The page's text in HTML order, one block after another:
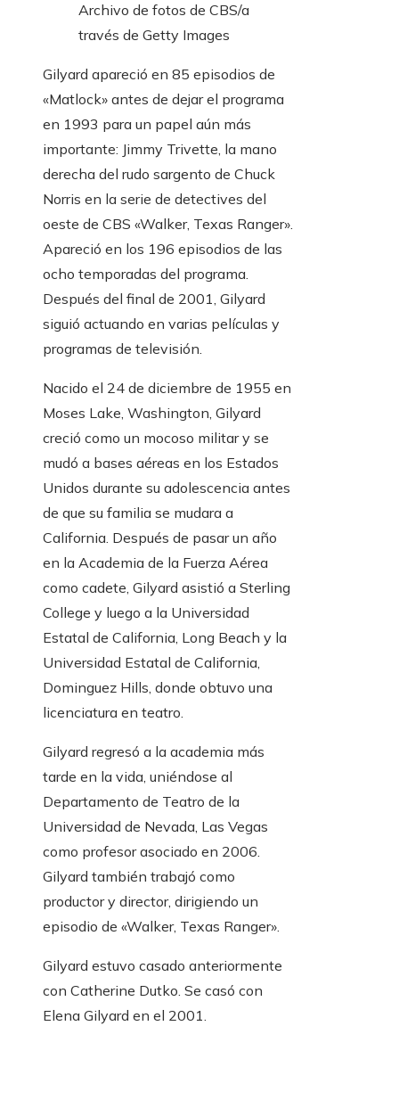
Archivo de fotos de CBS/a
través de Getty Images
Gilyard apareció en 85 episodios de
«Matlock» antes de dejar el programa
en 1993 para un papel aún más
importante: Jimmy Trivette, la mano
derecha del rudo sargento de Chuck
Norris en la serie de detectives del
oeste de CBS «Walker, Texas Ranger».
Apareció en los 196 episodios de las
ocho temporadas del programa.
Después del final de 2001, Gilyard
siguió actuando en varias películas y
programas de televisión.
Nacido el 24 de diciembre de 1955 en
Moses Lake, Washington, Gilyard
creció como un mocoso militar y se
mudó a bases aéreas en los Estados
Unidos durante su adolescencia antes
de que su familia se mudara a
California. Después de pasar un año
en la Academia de la Fuerza Aérea
como cadete, Gilyard asistió a Sterling
College y luego a la Universidad
Estatal de California, Long Beach y la
Universidad Estatal de California,
Dominguez Hills, donde obtuvo una
licenciatura en teatro.
Gilyard regresó a la academia más
tarde en la vida, uniéndose al
Departamento de Teatro de la
Universidad de Nevada, Las Vegas
como profesor asociado en 2006.
Gilyard también trabajó como
productor y director, dirigiendo un
episodio de «Walker, Texas Ranger».
Gilyard estuvo casado anteriormente
con Catherine Dutko. Se casó con
Elena Gilyard en el 2001.